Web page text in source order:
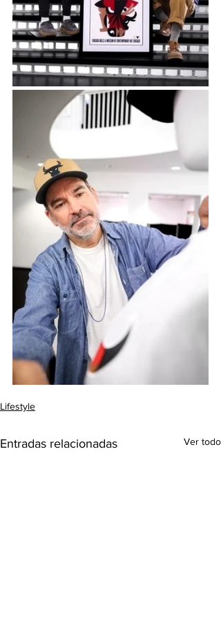
Lifestyle
Entradas relacionadas Ver todo